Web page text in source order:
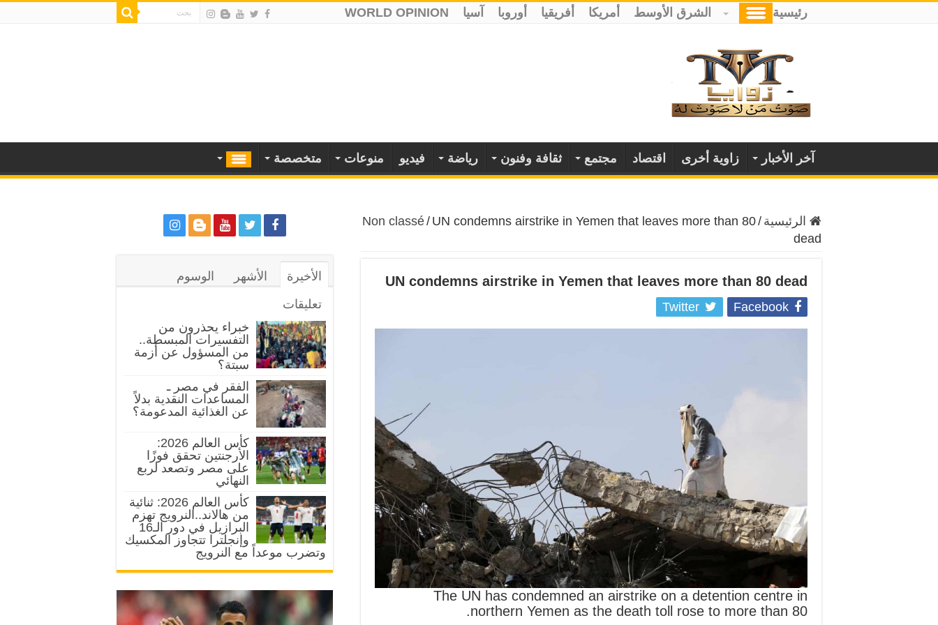
رئيسية الشرق الأوسط أمريكا أفريقيا أوروبا آسيا WORLD OPINION
آخر الأخبار زاوية أخرى اقتصاد مجتمع ثقافة وفنون رياضة فيديو منوعات متخصصة
الرئيسية /
Non classé/ UN condemns airstrike in Yemen that leaves more than 80
dead
UN condemns airstrike in Yemen that leaves more than 80 dead
Facebook
Twitter
The UN has condemned an airstrike on a detention centre in
northern Yemen as the death toll rose to more than 80.
الأخيرة الأشهر
الوسوم
تعليقات
خبراء يحذرون من
التفسيرات المبسطة..
من المسؤول عن أزمة
سبتة؟
الفقر في مصر ـ
المساعدات النقدية بدلاً
عن الغذائية المدعومة؟
كأس العالم 2026:
الأرجنتين تحقق فوزًا
على مصر وتصعد لربع
النهائي
كأس العالم 2026: ثنائية
من هالاند..النرويج تهزم
البرازيل في دور الـ16
وإنجلترا تتجاوز المكسيك
وتضرب موعداً مع النرويج